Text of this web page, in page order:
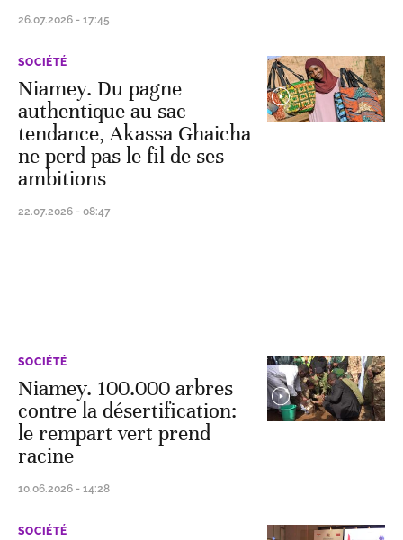
26.07.2026 - 17:45
SOCIÉTÉ
Niamey. Du pagne
authentique au sac
tendance, Akassa Ghaicha
ne perd pas le fil de ses
ambitions
22.07.2026 - 08:47
SOCIÉTÉ
Niamey. 100.000 arbres
contre la désertification:
le rempart vert prend
racine
10.06.2026 - 14:28
SOCIÉTÉ